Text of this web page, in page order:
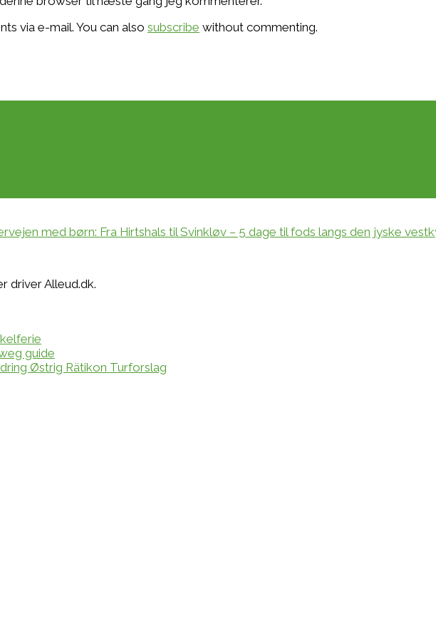
via e-mail. You can also subscribe without commenting.
med børn: Fra Hirtshals til Svinkløv – 5 dage til fods langs den jyske
driver Alleud.dk.